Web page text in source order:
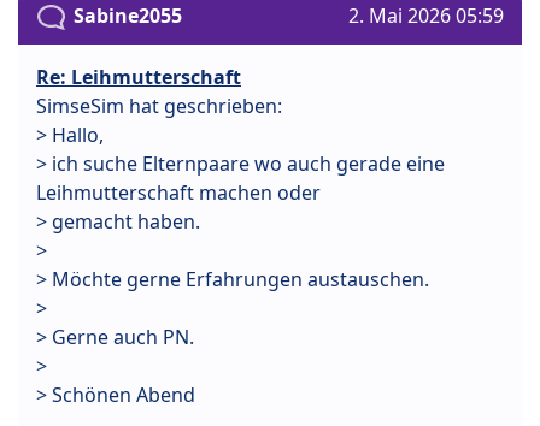
Sabine2055 2. Mai 2026 05:59
Re: Leihmutterschaft
SimseSim hat geschrieben:
> Hallo,
> ich suche Elternpaare wo auch gerade eine
Leihmutterschaft machen oder
> gemacht haben.
>
> Möchte gerne Erfahrungen austauschen.
>
> Gerne auch PN.
>
> Schönen Abend